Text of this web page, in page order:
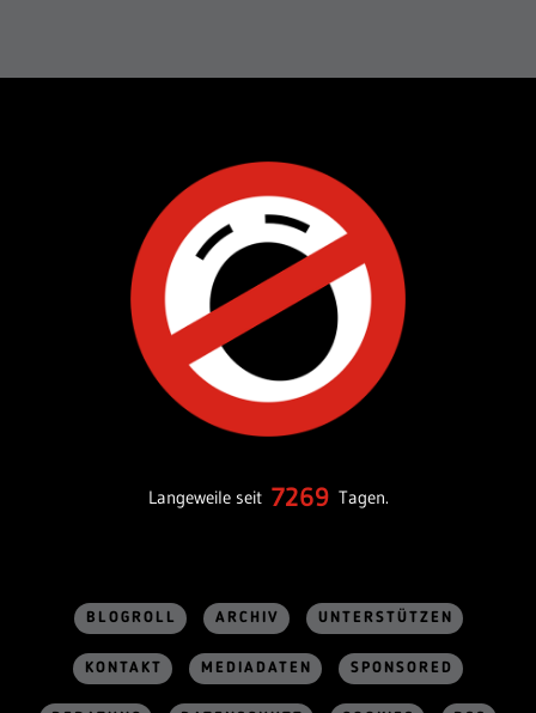
Langeweile seit 7269 Tagen.
BLOGROLL ARCHIV UNTERSTÜTZEN
KONTAKT MEDIADATEN SPONSORED